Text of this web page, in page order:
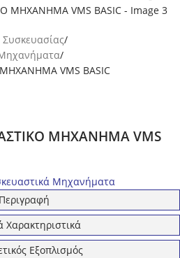
Μηχανήματα
ΜΗΧΑΝΗΜΑ VMS ΒΑSIC
ΜΗΧΑΝΗΜΑ VMS
Μηχανήματα
Περιγραφή
Χαρακτηριστικά
Εξοπλισμός